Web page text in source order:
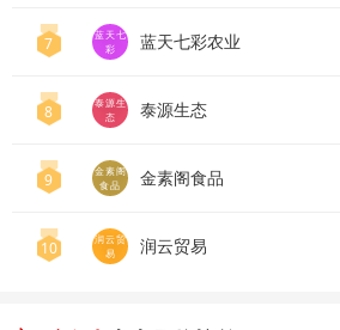
7
蓝天七
彩
蓝天七彩农业
8
泰源生
态
泰源生态
9
金素阁
食品
金素阁食品
10
润云贸
易
润云贸易